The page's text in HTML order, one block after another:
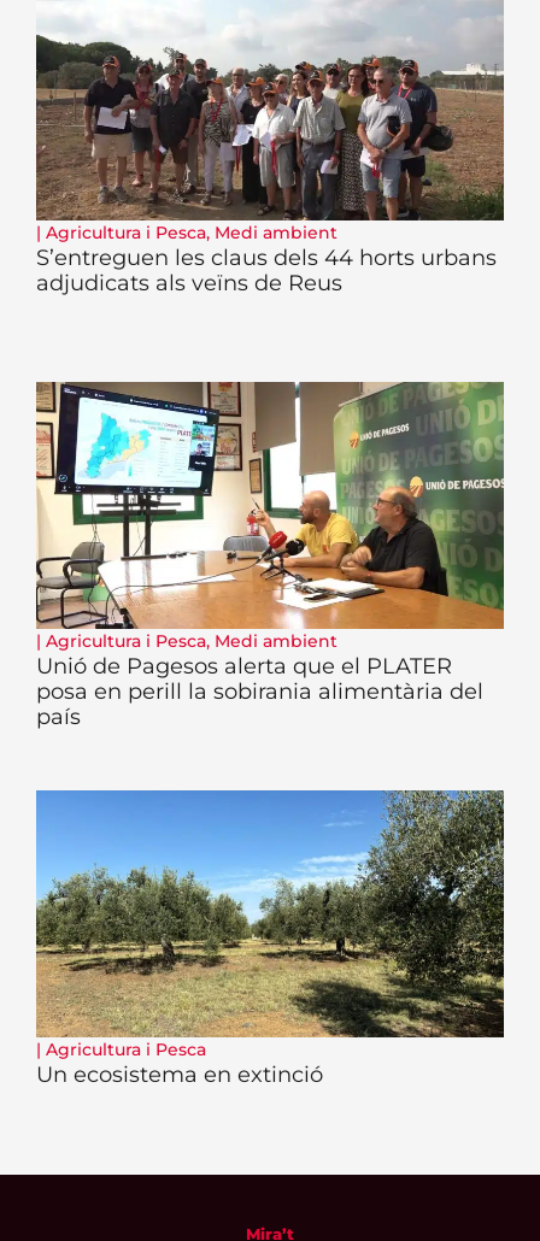
| Agricultura i Pesca, Medi ambient
S’entreguen les claus dels 44 horts urbans
adjudicats als veïns de Reus
| Agricultura i Pesca, Medi ambient
Unió de Pagesos alerta que el PLATER
posa en perill la sobirania alimentària del
país
| Agricultura i Pesca
Un ecosistema en extinció
Mira’t